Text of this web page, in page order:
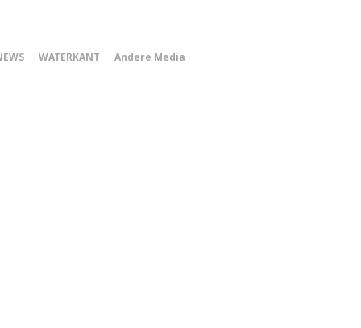
WATERKANT Andere Media